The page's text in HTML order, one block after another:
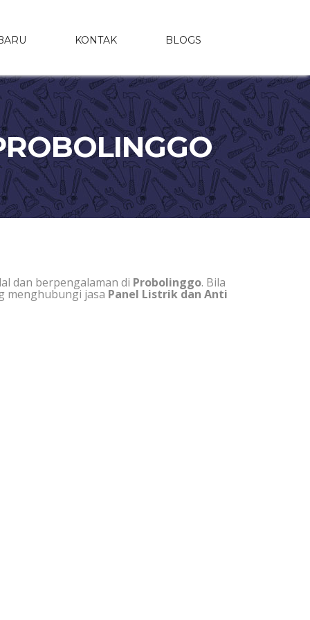
KONTAK BLOGS
dan berpengalaman di Probolinggo. Bila
menghubungi jasa Panel Listrik dan Anti